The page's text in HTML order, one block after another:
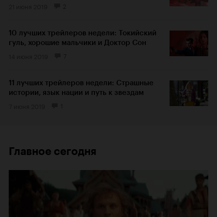
10 лучших трейлеров недели: Токийский
гуль, хорошие мальчики и Доктор Сон
11 лучших трейлеров недели: Страшные
истории, язык нации и путь к звездам
Главное сегодня